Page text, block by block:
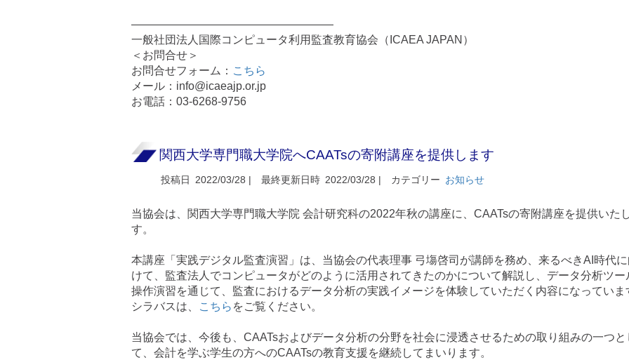
——————————————————
一般社団法人国際コンピュータ利用監査教育協会（ICAEA JAPAN）
＜お問合せ＞
お問合せフォーム： こちら
メール：info@icaeajp.or.jp
お電話：03-6268-9756
関西大学専門職大学院へCAATsの寄附講座を提供します
投稿日 2022/03/28 | 最終更新日時 2022/03/28 | カテゴリー お知らせ
当協会は、関西大学専門職大学院 会計研究科の2022年秋の講座に、CAATsの寄附講座を提供いた
す。
本講座「実践デジタル監査演習」は、当協会の代表理事 弓塲啓司が講師を務め、来るべきAI時代
けて、監査法人でコンピュータがどのように活用されてきたのかについて解説し、データ分析ツー
操作演習を通じて、監査におけるデータ分析の実践イメージを体験していただく内容になっていま
シラバスは、
こちら をご覧ください。
当協会では、今後も、CAATsおよびデータ分析の分野を社会に浸透させるための取り組みの一つと
て、会計を学ぶ学生の方へのCAATsの教育支援を継続してまいります。